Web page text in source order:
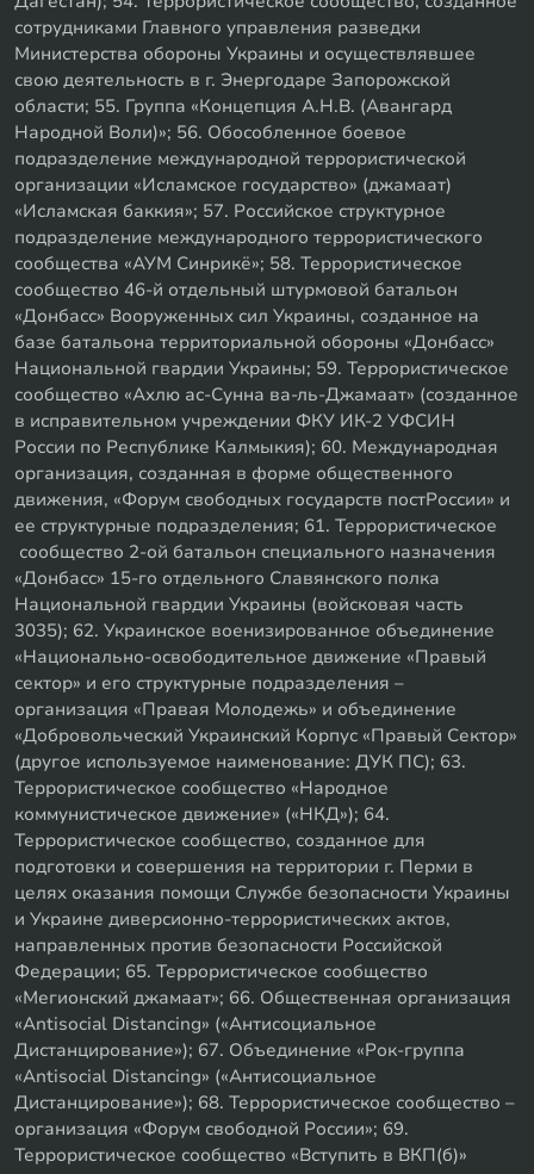
сотрудниками Главного управления разведки
Министерства обороны Украины и осуществлявшее
свою деятельность в г. Энергодаре Запорожской
области; 55. Группа «Концепция А.Н.В. (Авангард
Народной Воли)»; 56. Обособленное боевое
подразделение международной террористической
организации «Исламское государство» (джамаат)
«Исламская баккия»; 57. Российское структурное
подразделение международного террористического
сообщества «АУМ Синрикё»; 58. Террористическое
сообщество 46-й отдельный штурмовой батальон
«Донбасс» Вооруженных сил Украины, созданное на
базе батальона территориальной обороны «Донбасс»
Национальной гвардии Украины; 59. Террористическое
сообщество «Ахлю ас-Сунна ва-ль-Джамаат» (созданное
в исправительном учреждении ФКУ ИК-2 УФСИН
России по Республике Калмыкия); 60. Международная
организация, созданная в форме общественного
движения, «Форум свободных государств постРоссии» и
ее структурные подразделения; 61. Террористическое
сообщество 2-ой батальон специального назначения
«Донбасс» 15-го отдельного Славянского полка
Национальной гвардии Украины (войсковая часть
3035); 62. Украинское военизированное объединение
«Национально-освободительное движение «Правый
сектор» и его структурные подразделения –
организация «Правая Молодежь» и объединение
«Добровольческий Украинский Корпус «Правый Сектор»
(другое используемое наименование: ДУК ПС); 63.
Террористическое сообщество «Народное
коммунистическое движение» («НКД»); 64.
Террористическое сообщество, созданное для
подготовки и совершения на территории г. Перми в
целях оказания помощи Службе безопасности Украины
и Украине диверсионно-террористических актов,
направленных против безопасности Российской
Федерации; 65. Террористическое сообщество
«Мегионский джамаат»; 66. Общественная организация
«Antisocial Distancing» («Антисоциальное
Дистанцирование»); 67. Объединение «Рок-группа
«Antisocial Distancing» («Антисоциальное
Дистанцирование»); 68. Террористическое сообщество –
организация «Форум свободной России»; 69.
Террористическое сообщество «Вступить в ВКП(б)»